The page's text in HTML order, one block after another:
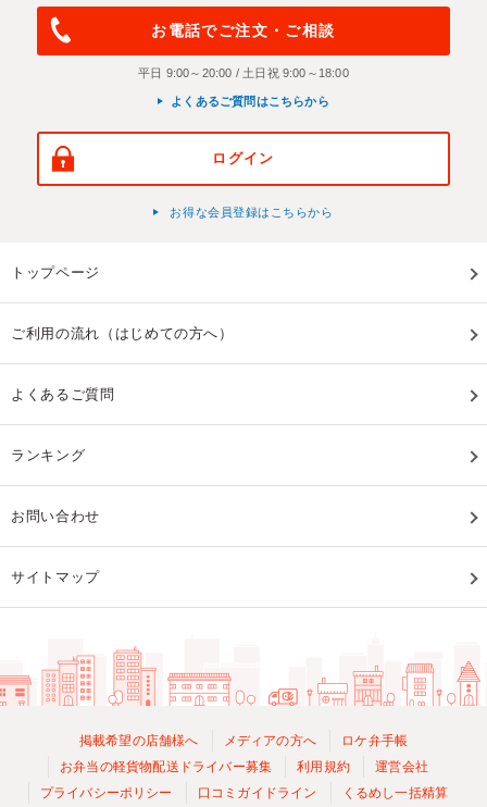
お電話でご注文・ご相談
平日 9:00～20:00 / 土日祝 9:00～18:00
よくあるご質問はこちらから
ログイン
お得な会員登録はこちらから
トップページ
ご利用の流れ（はじめての方へ）
よくあるご質問
ランキング
お問い合わせ
サイトマップ
掲載希望の店舗様へ メディアの方へ
ロケ弁手帳
お弁当の軽貨物配送ドライバー募集
利用規約
運営会社
プライバシーポリシー
口コミガイドライン くるめし一括精算